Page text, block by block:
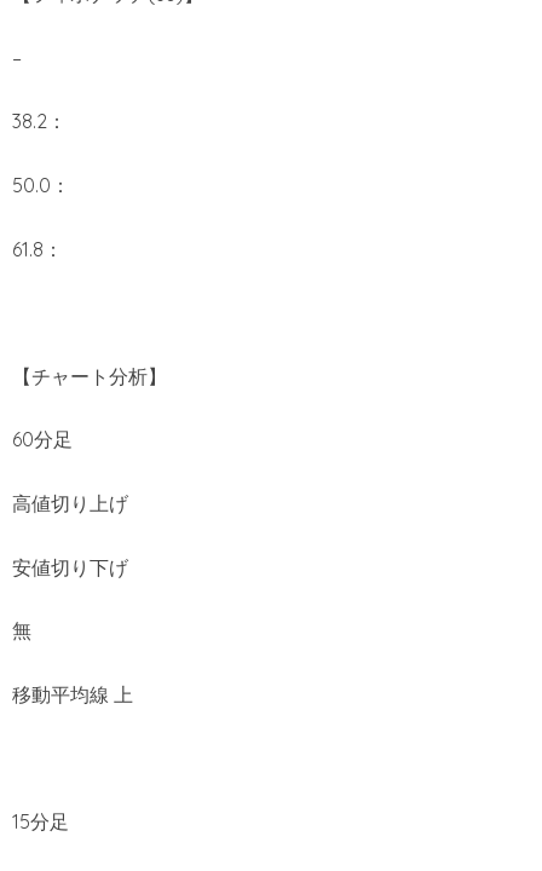
–
38.2：
50.0：
61.8：
【チャート分析】
60分足
高値切り上げ
安値切り下げ
無
移動平均線 上
15分足